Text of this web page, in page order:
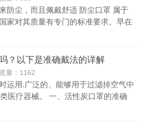
防尘，而且佩戴舒适 防尘口罩 属于
家对其质量有专门的标准要求。早在
？以下是准确戴法的详解
量：1162
运用.广泛的、能够用于过滤掉空气中
医疗器械。 一、活性炭口罩的准确